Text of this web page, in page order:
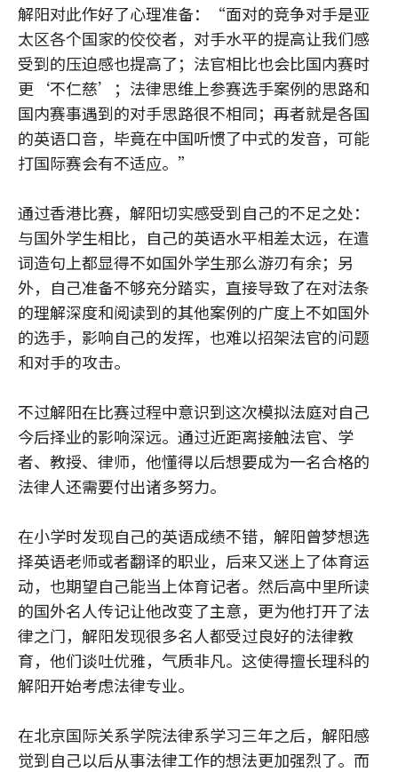
解阳对此作好了心理准备：“面对的竞争对手是亚
太区各个国家的佼佼者，对手水平的提高让我们感
受到的压迫感也提高了；法官相比也会比国内赛时
更‘不仁慈’；法律思维上参赛选手案例的思路和
国内赛事遇到的对手思路很不相同；再者就是各国
的英语口音，毕竟在中国听惯了中式的发音，可能
打国际赛会有不适应。”
通过香港比赛，解阳切实感受到自己的不足之处：
与国外学生相比，自己的英语水平相差太远，在遣
词造句上都显得不如国外学生那么游刃有余；另
外，自己准备不够充分踏实，直接导致了在对法条
的理解深度和阅读到的其他案例的广度上不如国外
的选手，影响自己的发挥，也难以招架法官的问题
和对手的攻击。
不过解阳在比赛过程中意识到这次模拟法庭对自己
今后择业的影响深远。通过近距离接触法官、学
者、教授、律师，他懂得以后想要成为一名合格的
法律人还需要付出诸多努力。
在小学时发现自己的英语成绩不错，解阳曾梦想选
择英语老师或者翻译的职业，后来又迷上了体育运
动，也期望自己能当上体育记者。然后高中里所读
的国外名人传记让他改变了主意，更为他打开了法
律之门，解阳发现很多名人都受过良好的法律教
育，他们谈吐优雅，气质非凡。这使得擅长理科的
解阳开始考虑法律专业。
在北京国际关系学院法律系学习三年之后，解阳感
觉到自己以后从事法律工作的想法更加强烈了。而